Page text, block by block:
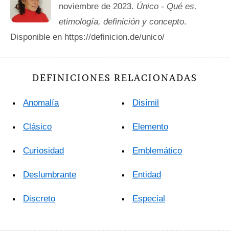
noviembre de 2023. Único - Qué es,
etimología, definición y concepto.
Disponible en https://definicion.de/unico/
DEFINICIONES RELACIONADAS
Anomalía
Clásico
Curiosidad
Deslumbrante
Discreto
Disímil
Elemento
Emblemático
Entidad
Especial